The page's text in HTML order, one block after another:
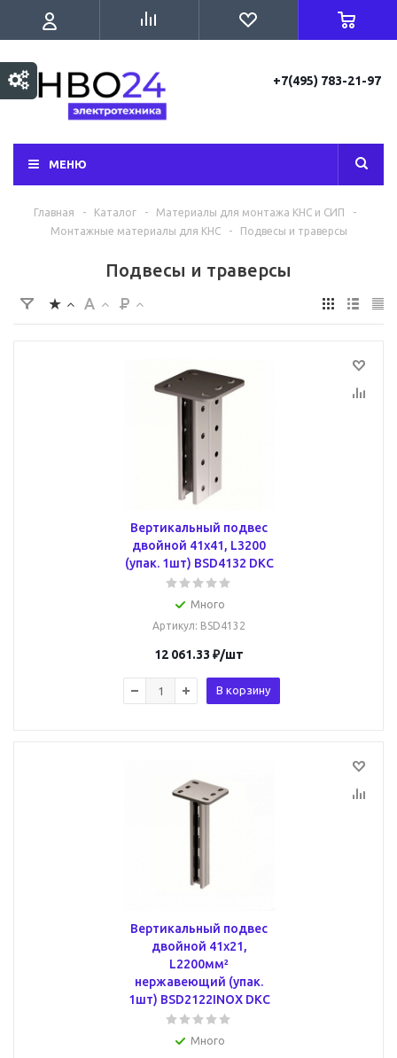
+7(495) 783-21-97
МЕНЮ
Главная - Каталог - Материалы для монтажа КНС и СИП
-
Монтажные материалы для КНС
- Подвесы и траверсы
Подвесы и траверсы
Вертикальный подвес
двойной 41х41, L3200
(упак. 1шт) BSD4132 DKC
Много
Артикул: BSD4132
12 061.33 ₽/шт
В корзину
Вертикальный подвес
двойной 41х21,
L2200мм²
нержавеющий (упак.
1шт) BSD2122INOX DKC
Много